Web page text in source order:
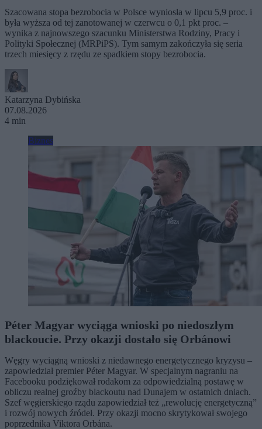
Szacowana stopa bezrobocia w Polsce wyniosła w lipcu 5,9 proc. i
była wyższa od tej zanotowanej w czerwcu o 0,1 pkt proc. –
wynika z najnowszego szacunku Ministerstwa Rodziny, Pracy i
Polityki Społecznej (MRPiPS). Tym samym zakończyła się seria
trzech miesięcy z rzędu ze spadkiem stopy bezrobocia.
Katarzyna Dybińska
07.08.2026
4 min
Biznes
Péter Magyar wyciąga wnioski po niedoszłym
blackoucie. Przy okazji dostało się Orbánowi
Węgry wyciągną wnioski z niedawnego energetycznego kryzysu –
zapowiedział premier Péter Magyar. W specjalnym nagraniu na
Facebooku podziękował rodakom za odpowiedzialną postawę w
obliczu realnej groźby blackoutu nad Dunajem w ostatnich dniach.
Szef węgierskiego rządu zapowiedział też „rewolucję energetyczną”
i rozwój nowych źródeł. Przy okazji mocno skrytykował swojego
poprzednika Viktora Orbána.